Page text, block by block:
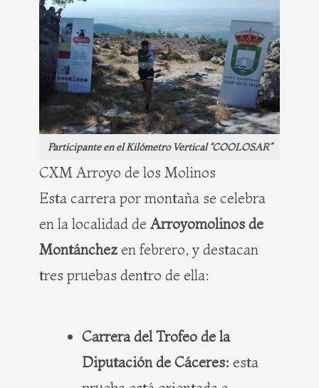
Participante en el Kilómetro Vertical “COOLOSAR”
CXM Arroyo de los Molinos
Esta carrera por montaña se celebra
en la localidad de Arroyomolinos de
Montánchez en febrero, y destacan
tres pruebas dentro de ella:
Carrera del Trofeo de la
Diputación de Cáceres: esta